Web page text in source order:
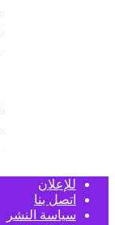
للإعلان
اتصل بنا
سياسة النشر